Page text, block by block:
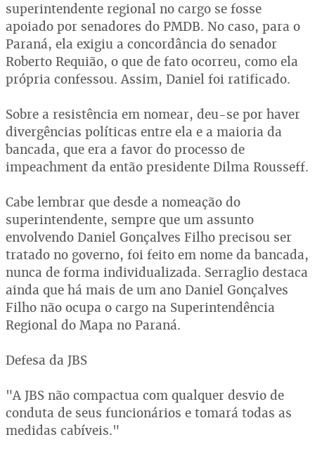
superintendente regional no cargo se fosse
apoiado por senadores do PMDB. No caso, para o
Paraná, ela exigiu a concordância do senador
Roberto Requião, o que de fato ocorreu, como ela
própria confessou. Assim, Daniel foi ratificado.
Sobre a resistência em nomear, deu-se por haver
divergências políticas entre ela e a maioria da
bancada, que era a favor do processo de
impeachment da então presidente Dilma Rousseff.
Cabe lembrar que desde a nomeação do
superintendente, sempre que um assunto
envolvendo Daniel Gonçalves Filho precisou ser
tratado no governo, foi feito em nome da bancada,
nunca de forma individualizada. Serraglio destaca
ainda que há mais de um ano Daniel Gonçalves
Filho não ocupa o cargo na Superintendência
Regional do Mapa no Paraná.
Defesa da JBS
"A JBS não compactua com qualquer desvio de
conduta de seus funcionários e tomará todas as
medidas cabíveis."